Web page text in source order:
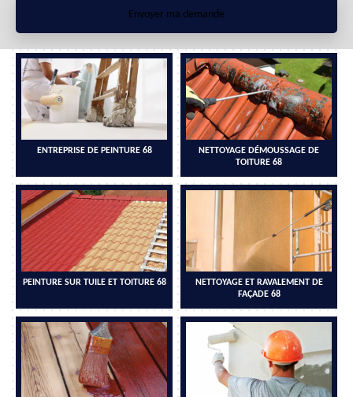
ENTREPRISE DE PEINTURE 68
NETTOYAGE DÉMOUSSAGE DE
TOITURE 68
PEINTURE SUR TUILE ET TOITURE 68
NETTOYAGE ET RAVALEMENT DE
FAÇADE 68